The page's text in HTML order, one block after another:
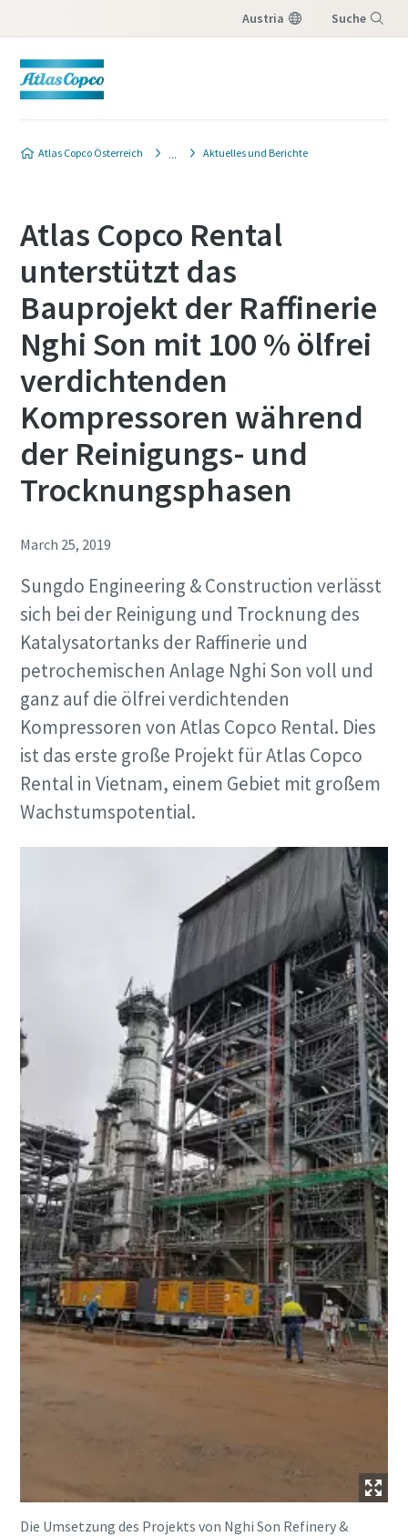
Austria Suche
Atlas Copco Österreich Aktuelles und Berichte
Atlas Copco Rental
unterstützt das
Bauprojekt der Raffinerie
Nghi Son mit 100 % ölfrei
verdichtenden
Kompressoren während
der Reinigungs- und
Trocknungsphasen
March 25, 2019
Sungdo Engineering & Construction verlässt
sich bei der Reinigung und Trocknung des
Katalysatortanks der Raffinerie und
petrochemischen Anlage Nghi Son voll und
ganz auf die ölfrei verdichtenden
Kompressoren von Atlas Copco Rental. Dies
ist das erste große Projekt für Atlas Copco
Rental in Vietnam, einem Gebiet mit großem
Wachstumspotential.
Die Umsetzung des Projekts von Nghi Son Refinery &